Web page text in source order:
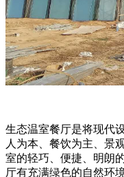
生态温室餐厅是将现代
人为本、餐饮为主、景
室的轻巧、便捷、明朗
厅有充满绿色的自然环